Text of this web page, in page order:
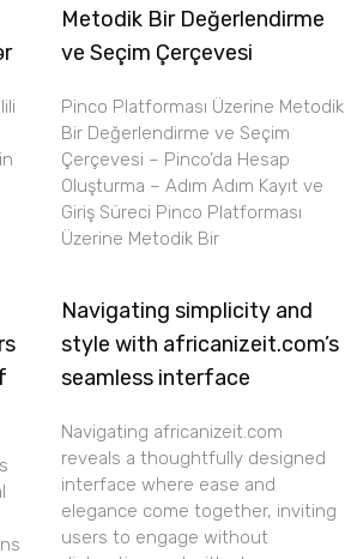
Metodik Bir Değerlendirme
ve Seçim Çerçevesi
Pinco Platforması Üzerine Metodik
Bir Değerlendirme ve Seçim
Çerçevesi – Pinco’da Hesap
Oluşturma – Adım Adım Kayıt ve
Giriş Süreci Pinco Platforması
Üzerine Metodik Bir
Navigating simplicity and
style with africanizeit.com’s
seamless interface
Navigating africanizeit.com
reveals a thoughtfully designed
interface where ease and
elegance come together, inviting
users to engage without